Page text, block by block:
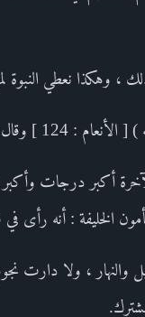
، وهكذا نعطي النبوة
] وقال تعالى :
الخليفة : أنه رأى في
والنهار ، ولا دارت